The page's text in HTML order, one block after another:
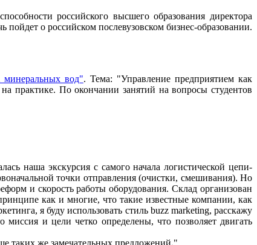
российского высшего образования директора
о российском послевузовском бизнес-образовании.
вод". Тема: "Управление предприятием как
практике. По окончании занятий на вопросы студентов
наша экскурсия с самого начала логистической цепи-
точки отправления (очистки, смешивания). Но
и скорость работы оборудования. Склад организован
как и многие, что такие известные компании, как
я буду использовать стиль buzz marketing, расскажу
и цели четко определены, что позволяет двигать
таких же замечательных предложений."